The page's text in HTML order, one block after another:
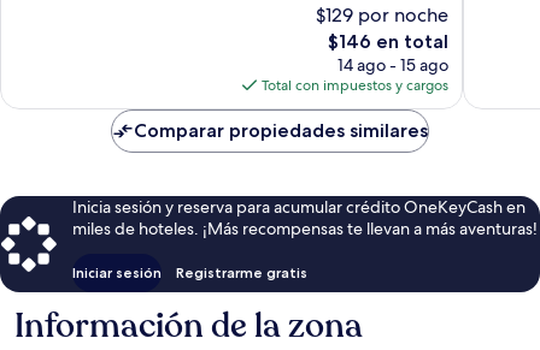
$129 por noche
El
precio
actual
es
de
$146
$146 en total
14 ago - 15 ago
Total con impuestos y cargos
Comparar propiedades similares
Inicia sesión y reserva para acumular crédito OneKeyCash en
miles de hoteles. ¡Más recompensas te llevan a más aventuras!
Iniciar sesión Registrarme gratis
Información de la zona